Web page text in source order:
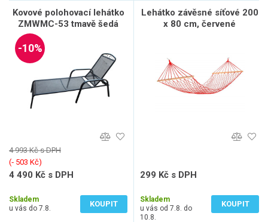
Kovové polohovací lehátko
ZMWMC-53 tmavě šedá
IWH-10160003
-10%
4 993 Kč s DPH
(‐ 503 Kč)
4 490 Kč s DPH
Skladem
u vás do 7.8.
KOUPIT
Lehátko závěsné síťové 200
x 80 cm, červené
299 Kč s DPH
Skladem
u vás od 7.8. do
10.8.
KOUPIT